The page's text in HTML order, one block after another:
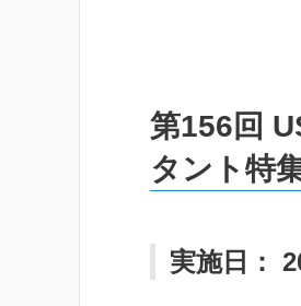
第156回
タント特
実施日：